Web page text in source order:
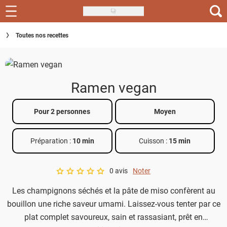
Skip
to
main
Recettes
Inspirations
Menu de la semaine
Actus
Téléchargez l'app Saveurs Recettes
Guide d'achat
Toutes nos recettes
Ramen vegan
Pour 2 personnes Moyen
Préparation : 10 min Cuisson : 15 min
A star rating of 0 out of 5.
0 avis Noter
Les champignons séchés et la pâte de miso confèrent au
bouillon une riche saveur umami. Laissez-vous tenter par ce
plat complet savoureux, sain et rassasiant, prêt en